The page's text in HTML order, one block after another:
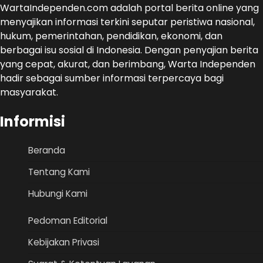
WartaIndependen.com adalah portal berita online yang
menyajikan informasi terkini seputar peristiwa nasional,
hukum, pemerintahan, pendidikan, ekonomi, dan
berbagai isu sosial di Indonesia. Dengan penyajian berita
yang cepat, akurat, dan berimbang, Warta Independen
hadir sebagai sumber informasi terpercaya bagi
masyarakat.
Informisi
Beranda
Tentang Kami
Hubungi Kami
Pedoman Editorial
Kebijakan Privasi